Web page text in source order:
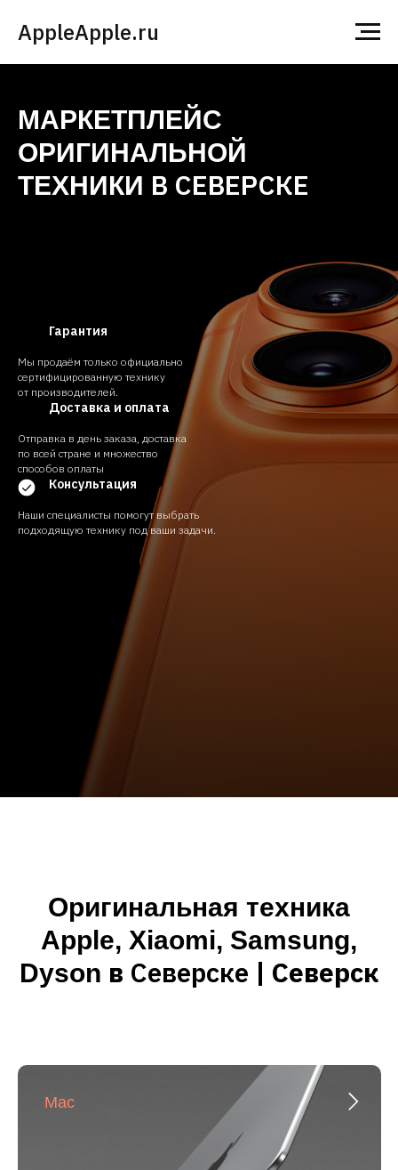
AppleApple.ru
МАРКЕТПЛЕЙС
ОРИГИНАЛЬНОЙ
ТЕХНИКИ В СЕВЕРСКЕ
Гарантия
Мы продаём только официально
сертифицированную технику
от производителей.
Доставка и оплата
Отправка в день заказа, доставка
по всей стране и множество
способов оплаты
Консультация
Наши специалисты помогут выбрать
подходящую технику под ваши задачи.
Оригинальная техника
Apple, Xiaomi, Samsung,
Dyson в Северске | Северск
Mac